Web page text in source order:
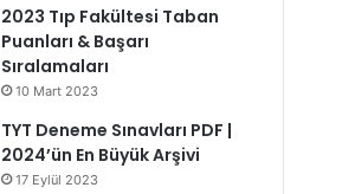
2023 Tıp Fakültesi Taban
Puanları & Başarı
Sıralamaları
10 Mart 2023
TYT Deneme Sınavları PDF |
2024’ün En Büyük Arşivi
17 Eylül 2023